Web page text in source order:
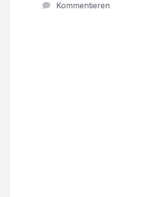
Kommentieren